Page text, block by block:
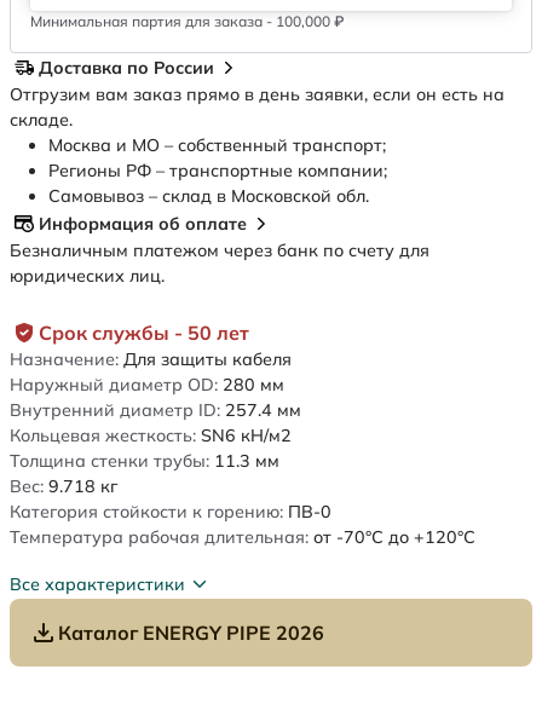
Срок службы - 50 лет
Назначение: Для защиты кабеля
Наружный диаметр OD: 280 мм
Внутренний диаметр ID: 257.4 мм
Кольцевая жесткость: SN6 кН/м2
Толщина стенки трубы: 11.3 мм
Вес: 9.718 кг
Категория стойкости к горению: ПВ-0
Температура рабочая длительная: от -70°C до +120°C
Все характеристики
Каталог ENERGY PIPE 2026
Минимальная партия для заказа - 100,000 ₽
Доставка по России
Отгрузим вам заказ прямо в день заявки, если он есть на
складе.
Москва и МО – собственный транспорт;
Регионы РФ – транспортные компании;
Самовывоз – склад в Московской обл.
Информация об оплате
Безналичным платежом через банк по счету для
юридических лиц.